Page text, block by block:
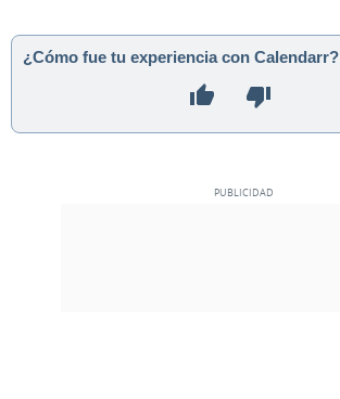
¿Cómo fue tu experiencia con Calendarr?